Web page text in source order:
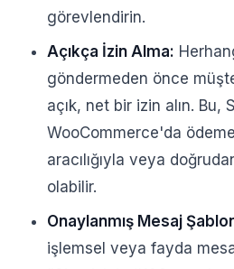
görevlendirin.
Açıkça İzin Alma:
göndermeden önce
açık, net bir izin alın. Bu,
WooCommerce'da
aracılığıyla veya
olabilir.
Onaylanmış Mesaj
işlemsel veya fayda